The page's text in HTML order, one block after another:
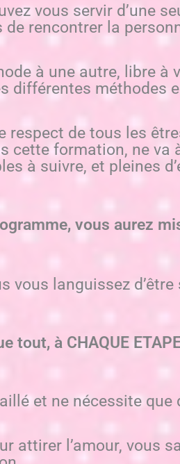
vous servir d’une
rencontrer la
à une autre, libre
différentes méthodes
respect de tous les
cette formation, ne va
à suivre, et pleines
vous aurez
vous languissez
tout, à CHAQUE
et ne nécessite
attirer l’amour, vous